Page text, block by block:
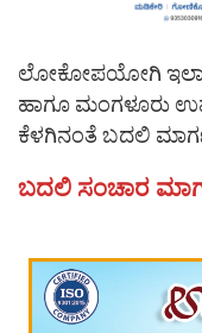
ಲೋಕೋಪಯೋಗಿ
ಹಾಗೂ ಮಂಗಳೂರು
ಕೆಳಗಿನಂತೆ ಬದಲಿ
ಬದಲಿ ಸಂಚಾರ